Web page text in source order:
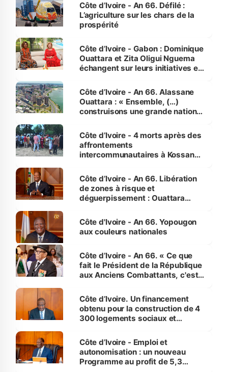
Côte d’Ivoire - An 66. Défilé :
L’agriculture sur les chars de la
prospérité
Côte d’Ivoire - Gabon : Dominique
Ouattara et Zita Oligui Nguema
échangent sur leurs initiatives en
enfants
Côte d’Ivoire - An 66. Alassane
Ouattara : « Ensemble, (…)
construisons une grande nation
générations futures »
Côte d’Ivoire - 4 morts après des
affrontements
intercommunautaires à Kossandji
milieu des sinistrés
Côte d’Ivoire - An 66. Libération
de zones à risque et
déguerpissement : Ouattara
l'Etat de droit pour préserver les
vies humaines »
Côte d'Ivoire - An 66. Yopougon
aux couleurs nationales
Côte d’Ivoire - An 66. « Ce que
fait le Président de la République
aux Anciens Combattants, c'est
Côte d’Ivoire. Un financement
obtenu pour la construction de 4
300 logements sociaux et
et Yamoussoukro
Côte d’Ivoire - Emploi et
autonomisation : un nouveau
Programme au profit de 5,3